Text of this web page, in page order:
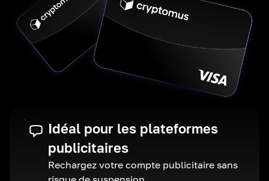
Idéal pour les plateformes
publicitaires
Rechargez votre compte publicitaire sans